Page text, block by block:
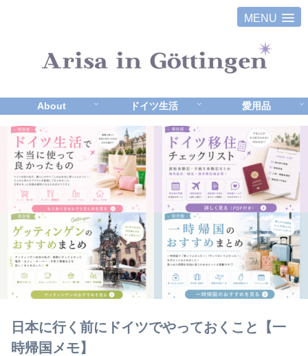
MENU
About ドイツ生活 愛用品
日本に行く前にドイツでやっておくこと【一
時帰国メモ】